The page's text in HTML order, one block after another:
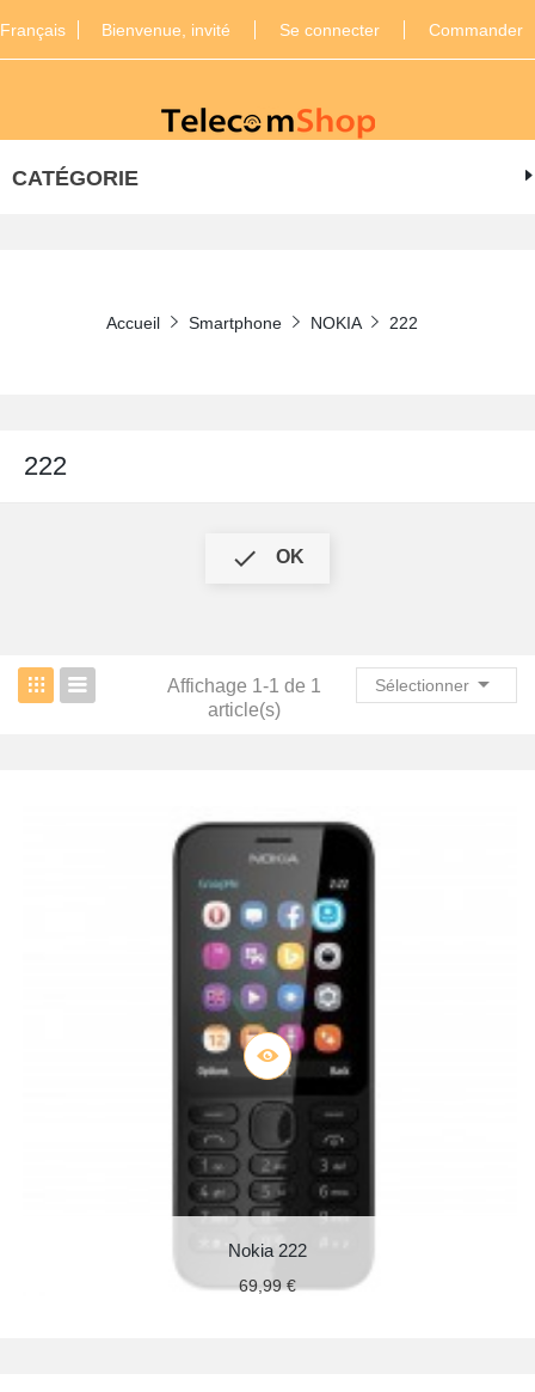
Français Bienvenue, invité Se connecter Commander
CATÉGORIE
Accueil Smartphone NOKIA 222
222
 OK
Sélectionner 
Affichage 1-1 de 1
article(s)
Nokia 222
69,99 €